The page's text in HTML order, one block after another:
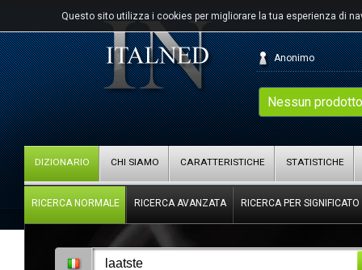
Questo sito utilizza i cookies per migliorare la tua esperienza di
Nessun
Anonimo
DIZIONARIO CHI SIAMO CARATTERISTICHE STATISTICHE
RICERCA NORMALE RICERCA AVANZATA RICERCA PER SIGNIFICATO